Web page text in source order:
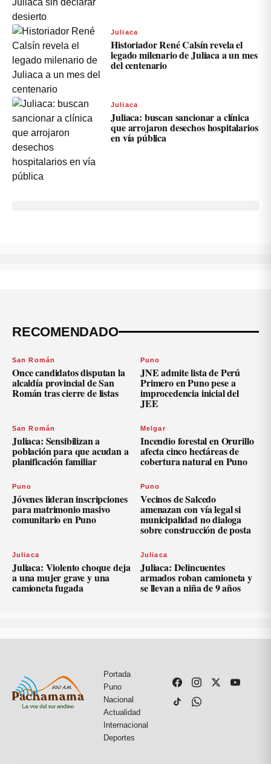
Juliaca
Historiador René Calsín revela el
legado milenario de Juliaca a un mes
del centenario
Juliaca
Juliaca: buscan sancionar a clínica
que arrojaron desechos hospitalarios
en vía pública
RECOMENDADO
San Román
Once candidatos disputan la
alcaldía provincial de San
Román tras cierre de listas
Puno
JNE admite lista de Perú
Primero en Puno pese a
improcedencia inicial del
JEE
San Román
Juliaca: Sensibilizan a
población para que acudan a
planificación familiar
Melgar
Incendio forestal en Orurillo
afecta cinco hectáreas de
cobertura natural en Puno
Puno
Jóvenes lideran inscripciones
para matrimonio masivo
comunitario en Puno
Puno
Vecinos de Salcedo
amenazan con vía legal si
municipalidad no dialoga
sobre construcción de posta
Juliaca
Juliaca: Violento choque deja
a una mujer grave y una
camioneta fugada
Juliaca
Juliaca: Delincuentes
armados roban camioneta y
se llevan a niña de 9 años
Portada
Puno
Nacional
Actualidad
Internacional
Deportes